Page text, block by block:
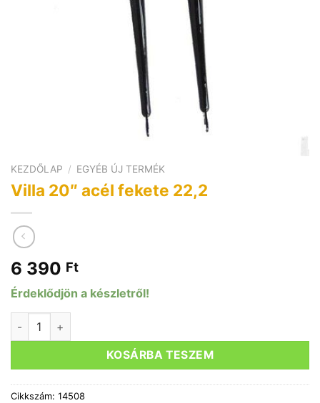
KEZDŐLAP / EGYÉB ÚJ TERMÉK
Villa 20″ acél fekete 22,2
6 390 Ft
Érdeklődjön a készletről!
Villa 20" acél fekete 22,2 mennyiség
KOSÁRBA TESZEM
Cikkszám: 14508